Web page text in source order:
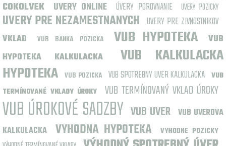
COKOLVEK
UVERY ONLINE ÚVERY POROVNANIE UVERY POZICKY
UVERY PRE NEZAMESTNANYCH UVERY PRE ZIVNOSTNIKOV
VKLAD VUB BANKA POZICKA VUB HYPOTEKA
VUB
HYPOTEKA KALKULACKA
VUB KALKULACKA
HYPOTEKA VUB POZICKA VUB SPOTREBNY UVER KALKULACKA
VUB
TERMÍNOVANÉ VKLADY ÚROKY
VUB TERMÍNOVANÝ VKLAD ÚROKY
VUB ÚROKOVÉ SADZBY VUB UVER VUB UVEROVA
KALKULACKA
VYHODNA HYPOTEKA VYHODNE POZICKY